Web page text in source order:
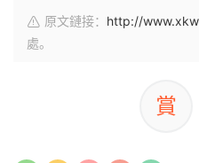
原文鏈接： http://
處。
賞